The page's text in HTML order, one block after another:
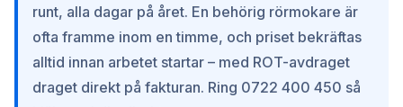
runt, alla dagar på året. En behörig rörmokare är
ofta framme inom en timme, och priset bekräftas
alltid innan arbetet startar – med ROT-avdraget
draget direkt på fakturan. Ring 0722 400 450 så